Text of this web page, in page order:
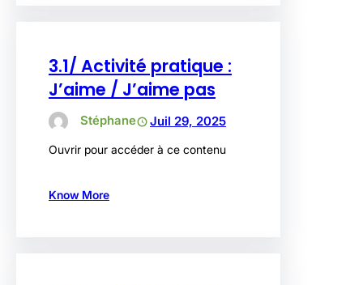
3.1/ Activité pratique :
J’aime / J’aime pas
Stéphane Juil 29, 2025
Ouvrir pour accéder à ce contenu
Know More